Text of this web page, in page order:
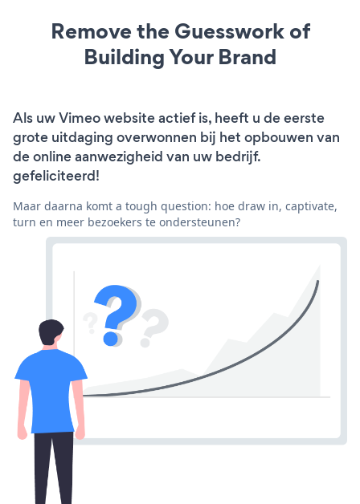
Remove the Guesswork of
Building Your Brand
Als uw Vimeo website actief is, heeft u de eerste
grote uitdaging overwonnen bij het opbouwen van
de online aanwezigheid van uw bedrijf.
gefeliciteerd!
Maar daarna komt a tough question: hoe draw in, captivate,
turn en meer bezoekers te ondersteunen?